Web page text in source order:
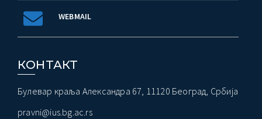
WEBMAIL
КОНТАКТ
Булевар краља Александра 67, 11120 Београд, Србија
pravni@ius.bg.ac.rs